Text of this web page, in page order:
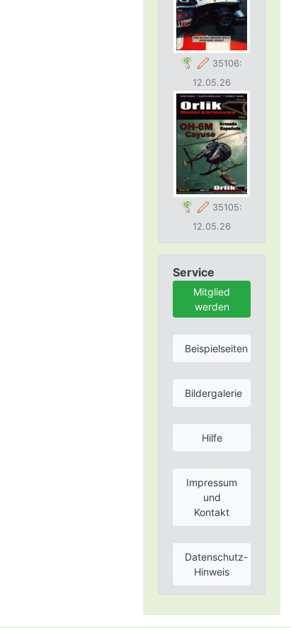
35106:
12.05.26
35105:
12.05.26
Service
Mitglied
werden
Beispielseiten
Bildergalerie
Hilfe
Impressum
und
Kontakt
Datenschutz-
Hinweis